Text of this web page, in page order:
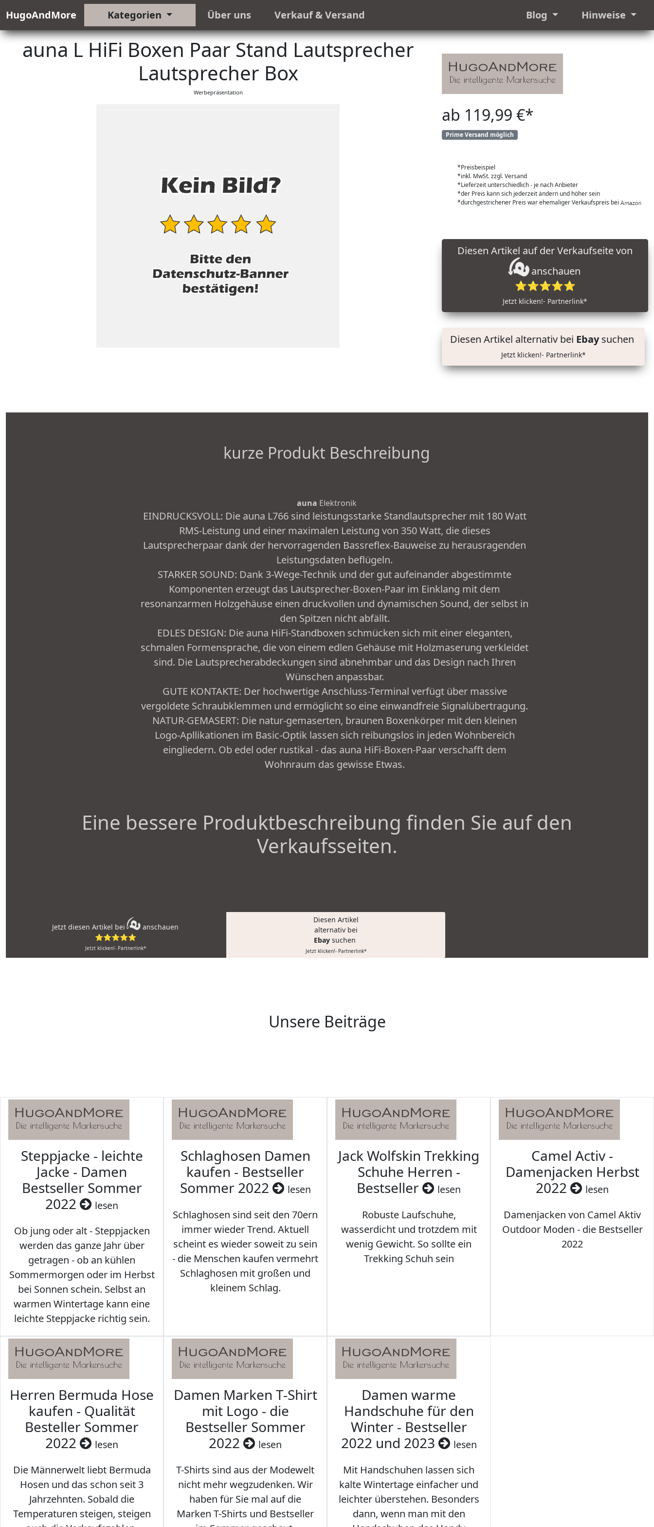
HugoAndMore Kategorien Über uns Verkauf & Versand Blog Hinweise
auna L HiFi Boxen Paar Stand Lautsprecher
Lautsprecher Box
Werbepräsentation
ab 119,99 €*
Prime Versand möglich
*Preisbeispiel
*inkl. MwSt. zzgl. Versand
*Lieferzeit unterschiedlich - je nach Anbieter
*der Preis kann sich jederzeit ändern und höher sein
*durchgestrichener Preis war ehemaliger Verkaufspreis bei
anschauen
⭐⭐⭐⭐⭐
Jetzt klicken!- Partnerlink*
Diesen Artikel alternativ bei Ebaysuchen
Jetzt klicken!- Partnerlink*
kurze Produkt Beschreibung
auna Elektronik
EINDRUCKSVOLL: Die auna L766 sind leistungsstarke Standlautsprecher mit 180 Watt
RMS-Leistung und einer maximalen Leistung von 350 Watt, die dieses
Lautsprecherpaar dank der hervorragenden Bassreflex-Bauweise zu herausragenden
Leistungsdaten beflügeln.
STARKER SOUND: Dank 3-Wege-Technik und der gut aufeinander abgestimmte
Komponenten erzeugt das Lautsprecher-Boxen-Paar im Einklang mit dem
resonanzarmen Holzgehäuse einen druckvollen und dynamischen Sound, der selbst in
den Spitzen nicht abfällt.
EDLES DESIGN: Die auna HiFi-Standboxen schmücken sich mit einer eleganten,
schmalen Formensprache, die von einem edlen Gehäuse mit Holzmaserung verkleidet
sind. Die Lautsprecherabdeckungen sind abnehmbar und das Design nach Ihren
Wünschen anpassbar.
GUTE KONTAKTE: Der hochwertige Anschluss-Terminal verfügt über massive
vergoldete Schraubklemmen und ermöglicht so eine einwandfreie Signalübertragung.
NATUR-GEMASERT: Die natur-gemaserten, braunen Boxenkörper mit den kleinen
Logo-Apllikationen im Basic-Optik lassen sich reibungslos in jeden Wohnbereich
eingliedern. Ob edel oder rustikal - das auna HiFi-Boxen-Paar verschafft dem
Wohnraum das gewisse Etwas.
Eine bessere Produktbeschreibung finden Sie auf den
Verkaufsseiten.
Jetzt diesen Artikel bei
anschauen
⭐⭐⭐⭐⭐
Jetzt klicken!- Partnerlink*
Diesen Artikel
alternativ bei
Ebay suchen
Jetzt klicken!- Partnerlink*
Unsere Beiträge
Steppjacke - leichte
Jacke - Damen
Bestseller Sommer
2022
lesen
Ob jung oder alt - Steppjacken
werden das ganze Jahr über
getragen - ob an kühlen
Sommermorgen oder im Herbst
bei Sonnen schein. Selbst an
warmen Wintertage kann eine
leichte Steppjacke richtig sein.
Schlaghosen Damen
kaufen - Bestseller
Sommer 2022
lesen
Schlaghosen sind seit den 70ern
immer wieder Trend. Aktuell
scheint es wieder soweit zu sein
- die Menschen kaufen vermehrt
Schlaghosen mit großen und
kleinem Schlag.
Jack Wolfskin Trekking
Schuhe Herren -
Bestseller
lesen
Robuste Laufschuhe,
wasserdicht und trotzdem mit
wenig Gewicht. So sollte ein
Trekking Schuh sein
Camel Activ -
Damenjacken Herbst
2022
lesen
Damenjacken von Camel Aktiv
Outdoor Moden - die Bestseller
2022
Herren Bermuda Hose
kaufen - Qualität
Besteller Sommer
2022
lesen
Die Männerwelt liebt Bermuda
Hosen und das schon seit 3
Jahrzehnten. Sobald die
Temperaturen steigen, steigen
Damen Marken T-Shirt
mit Logo - die
Bestseller Sommer
2022
lesen
T-Shirts sind aus der Modewelt
nicht mehr wegzudenken. Wir
haben für Sie mal auf die
Marken T-Shirts und Bestseller
Damen warme
Handschuhe für den
Winter - Bestseller
2022 und 2023
lesen
Mit Handschuhen lassen sich
kalte Wintertage einfacher und
leichter überstehen. Besonders
dann, wenn man mit den